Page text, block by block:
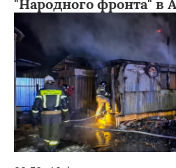
"Народного фронта" в